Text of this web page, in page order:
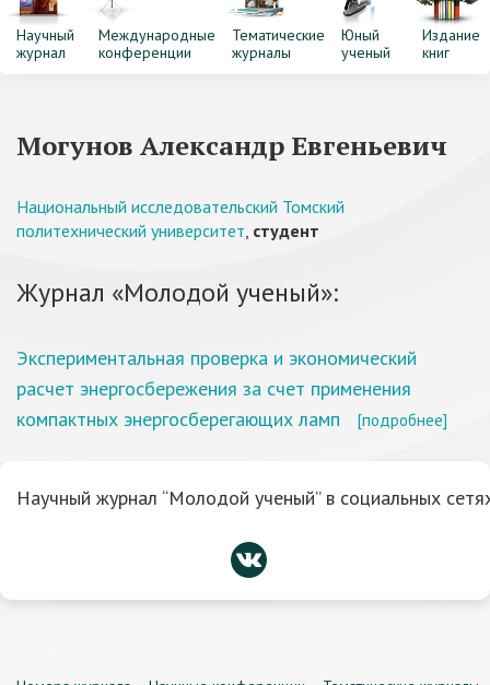
Научный
журнал
Международные
конференции
Тематические
журналы
Юный
ученый
Издание
книг
Могунов Александр Евгеньевич
Национальный исследовательский Томский
политехнический университет, студент
Журнал «Молодой ученый»:
Экспериментальная проверка и экономический
расчет энергосбережения за счет применения
компактных энергосберегающих ламп
[подробнее]
Научный журнал “Молодой ученый” в социальных